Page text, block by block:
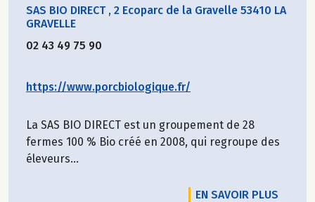
SAS BIO DIRECT , 2 Ecoparc de la Gravelle 53410 LA
GRAVELLE
02 43 49 75 90
https://www.porcbiologique.fr/
La SAS BIO DIRECT est un groupement de 28
fermes 100 % Bio créé en 2008, qui regroupe des
éleveurs...
EN SAVOIR PLUS